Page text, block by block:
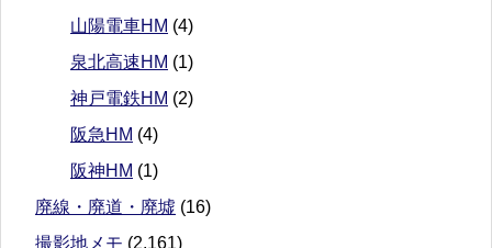
山陽電車HM (4)
泉北高速HM (1)
神戸電鉄HM (2)
阪急HM (4)
阪神HM (1)
廃線・廃道・廃墟 (16)
撮影地メモ (2,161)